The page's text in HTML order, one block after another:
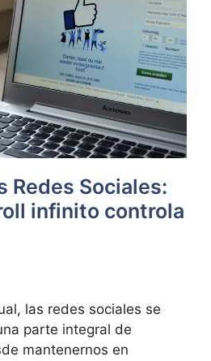
Redes Sociales:
infinito controla
las redes sociales se
parte integral de
mantenernos en